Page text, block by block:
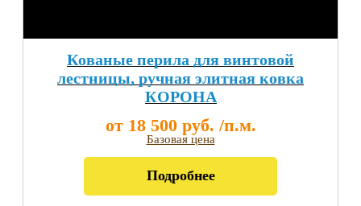
Кованые перила для винтовой
лестницы, ручная элитная ковка
КОРОНА
от 18 500 руб. /п.м.
Базовая цена
Подробнее